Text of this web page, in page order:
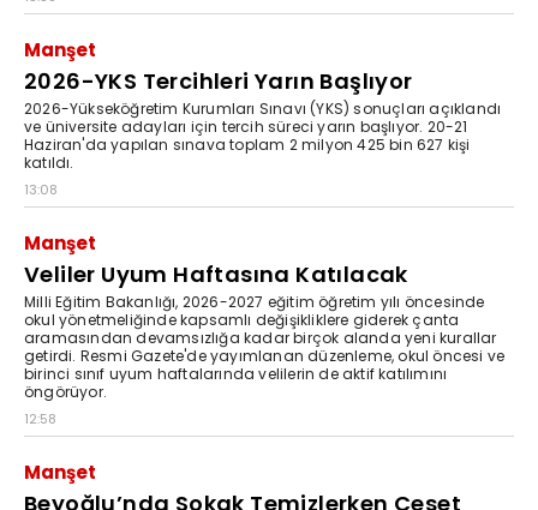
Manşet
2026-YKS Tercihleri Yarın Başlıyor
2026-Yükseköğretim Kurumları Sınavı (YKS) sonuçları açıklandı
ve üniversite adayları için tercih süreci yarın başlıyor. 20-21
Haziran'da yapılan sınava toplam 2 milyon 425 bin 627 kişi
katıldı.
13:08
Manşet
Veliler Uyum Haftasına Katılacak
Milli Eğitim Bakanlığı, 2026-2027 eğitim öğretim yılı öncesinde
okul yönetmeliğinde kapsamlı değişikliklere giderek çanta
aramasından devamsızlığa kadar birçok alanda yeni kurallar
getirdi. Resmi Gazete'de yayımlanan düzenleme, okul öncesi ve
birinci sınıf uyum haftalarında velilerin de aktif katılımını
öngörüyor.
12:58
Manşet
Beyoğlu’nda Sokak Temizlerken Ceset